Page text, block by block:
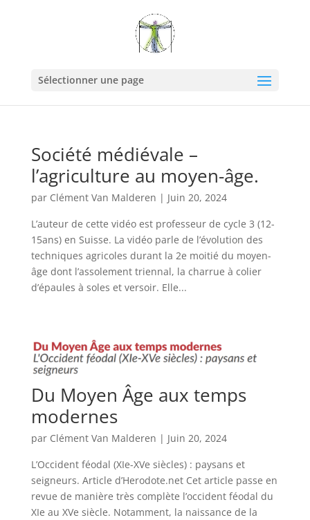
Sélectionner une page
Société médiévale –
l’agriculture au moyen-âge.
par Clément Van Malderen | Juin 20, 2024
L’auteur de cette vidéo est professeur de cycle 3 (12-
15ans) en Suisse. La vidéo parle de l’évolution des
techniques agricoles durant la 2e moitié du moyen-
âge dont l’assolement triennal, la charrue à colier
d’épaules à soles et versoir. Elle...
Du Moyen Âge aux temps
modernes
par Clément Van Malderen | Juin 20, 2024
L’Occident féodal (XIe-XVe siècles) : paysans et
seigneurs. Article d’Herodote.net Cet article passe en
revue de manière très complète l’occident féodal du
XIe au XVe siècle. Notamment, la naissance de la